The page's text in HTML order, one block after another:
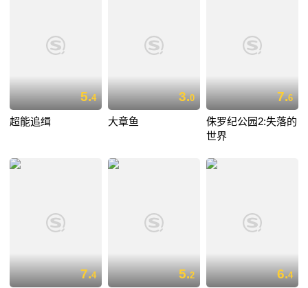
5.4
超能追缉
3.0
大章鱼
7.6
侏罗纪公园2:失落的
世界
7.4 5.2 6.4